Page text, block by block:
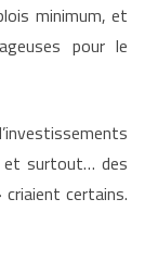
0
e
s
q
u
n
minimum, et
pour le
et surtout… des
criaient certains.